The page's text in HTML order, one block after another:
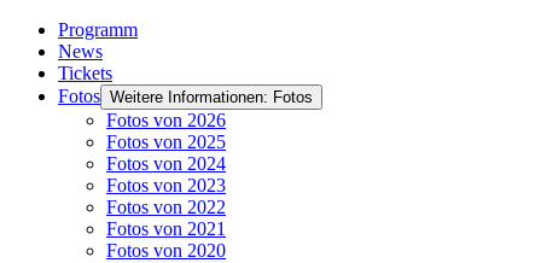
Programm
News
Tickets
Fotos Weitere Informationen: Fotos
Fotos von 2026
Fotos von 2025
Fotos von 2024
Fotos von 2023
Fotos von 2022
Fotos von 2021
Fotos von 2020